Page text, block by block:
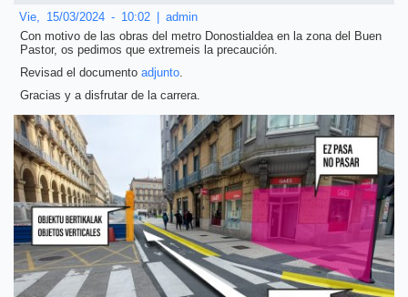
Vie, 15/03/2024 - 10:02| admin
Con motivo de las obras del metro Donostialdea en la zona del Buen
Pastor, os pedimos que extremeis la precaución.
Revisad el documento adjunto.
Gracias y a disfrutar de la carrera.